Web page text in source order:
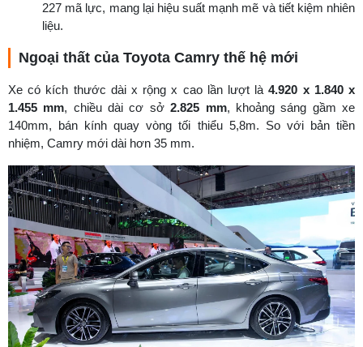
227 mã lực, mang lại hiệu suất mạnh mẽ và tiết kiệm nhiên
liệu.
Ngoại thất của Toyota Camry thế hệ mới
Xe có kích thước dài x rộng x cao lần lượt là4.920 x 1.840 x
1.455 mm, chiều dài cơ sở2.825 mm, khoảng sáng gầm xe
140mm, bán kính quay vòng tối thiểu 5,8m. So với bản tiền
nhiệm, Camry mới dài hơn 35 mm.